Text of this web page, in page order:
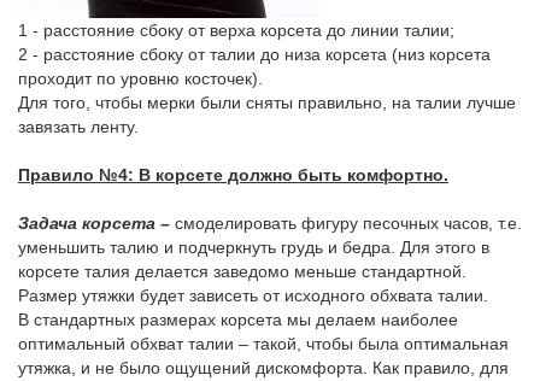
1 - расстояние сбоку от верха корсета до линии талии;
2 - расстояние сбоку от талии до низа корсета (низ корсета
проходит по уровню косточек).
Для того, чтобы мерки были сняты правильно, на талии лучше
завязать ленту.
Правило №4: В корсете должно быть комфортно.
Задача корсета – смоделировать фигуру песочных часов, т.е.
уменьшить талию и подчеркнуть грудь и бедра. Для этого в
корсете талия делается заведомо меньше стандартной.
Размер утяжки будет зависеть от исходного обхвата талии.
В стандартных размерах корсета мы делаем наиболее
оптимальный обхват талии – такой, чтобы была оптимальная
утяжка, и не было ощущений дискомфорта. Как правило, для